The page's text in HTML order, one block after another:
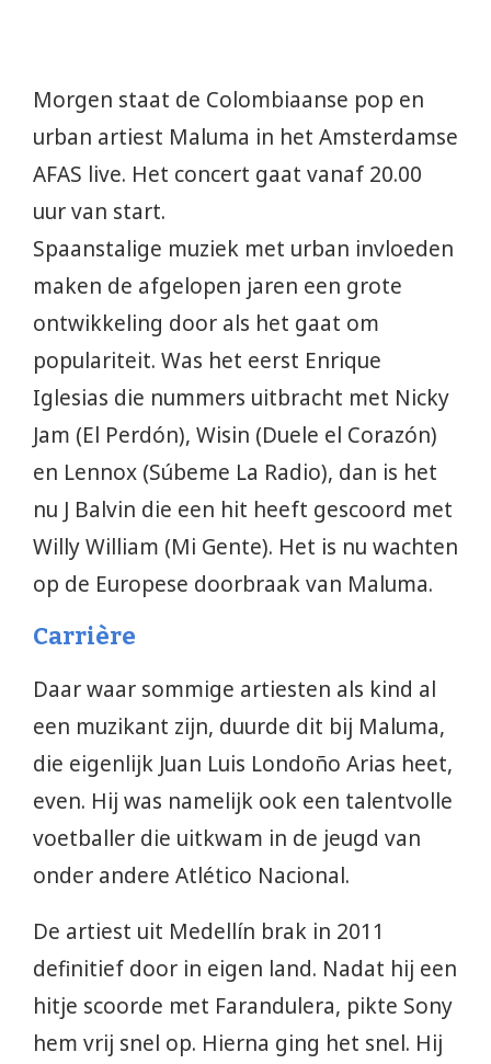
Morgen staat de Colombiaanse pop en
urban artiest Maluma in het Amsterdamse
AFAS live. Het concert gaat vanaf 20.00
uur van start.
Spaanstalige muziek met urban invloeden
maken de afgelopen jaren een grote
ontwikkeling door als het gaat om
populariteit. Was het eerst Enrique
Iglesias die nummers uitbracht met Nicky
Jam (El Perdón), Wisin (Duele el Corazón)
en Lennox (Súbeme La Radio), dan is het
nu J Balvin die een hit heeft gescoord met
Willy William (Mi Gente). Het is nu wachten
op de Europese doorbraak van Maluma.
Carrière
Daar waar sommige artiesten als kind al
een muzikant zijn, duurde dit bij Maluma,
die eigenlijk Juan Luis Londoño Arias heet,
even. Hij was namelijk ook een talentvolle
voetballer die uitkwam in de jeugd van
onder andere Atlético Nacional.
De artiest uit Medellín brak in 2011
definitief door in eigen land. Nadat hij een
hitje scoorde met Farandulera, pikte Sony
hem vrij snel op. Hierna ging het snel. Hij